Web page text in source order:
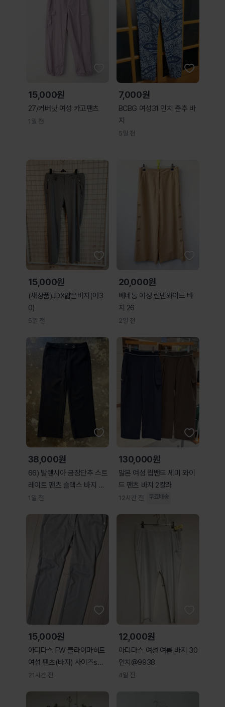
15,000원
27/커버낫 여성 카고팬츠
1일 전
7,000원
BCBG 여성31 인치 춘추 바
지
5일 전
15,000원
(새상품)JDX얇은바지(여3
0)
5일 전
20,000원
베네통 여성 린넨와이드 바
지 26
2일 전
38,000원
66) 발렌시아 금장단추 스트
레이트 팬츠 슬랙스 바지 여
성슬랙스
1일 전
130,000원
말본 여성 립밴드 세미 와이
드 팬츠 바지 2칼라
12시간 전 무료배송
15,000원
아디다스 FW 클라이마히트
여성 팬츠(바지) 사이즈s제
품명: 아디다스
21시간 전
12,000원
아디다스 여성 여름 바지 30
인치@9938
4일 전